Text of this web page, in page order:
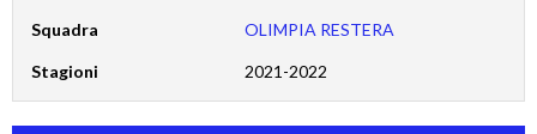
Squadra OLIMPIA RESTERA
Stagioni 2021-2022